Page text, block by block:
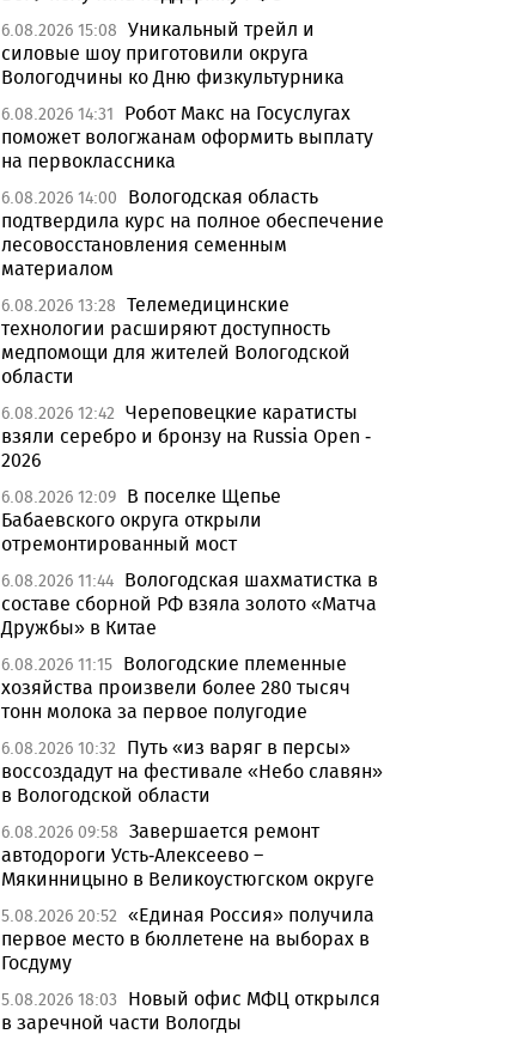
6.08.2026 15:08 Уникальный трейл и
силовые шоу приготовили округа
Вологодчины ко Дню физкультурника
6.08.2026 14:31
Робот Макс на Госуслугах
поможет вологжанам оформить выплату
на первоклассника
6.08.2026 14:00
Вологодская область
подтвердила курс на полное обеспечение
лесовосстановления семенным
материалом
6.08.2026 13:28 Телемедицинские
технологии расширяют доступность
медпомощи для жителей Вологодской
области
6.08.2026 12:42 Череповецкие каратисты
взяли серебро и бронзу на Russia Open -
2026
6.08.2026 12:09 В поселке Щепье
Бабаевского округа открыли
отремонтированный мост
6.08.2026 11:44 Вологодская шахматистка в
составе сборной РФ взяла золото «Матча
Дружбы» в Китае
6.08.2026 11:15 Вологодские племенные
хозяйства произвели более 280 тысяч
тонн молока за первое полугодие
6.08.2026 10:32
Путь «из варяг в персы»
воссоздадут на фестивале «Небо славян»
в Вологодской области
6.08.2026 09:58 Завершается ремонт
автодороги Усть-Алексеево –
Мякинницыно в Великоустюгском округе
5.08.2026 20:52 «Единая Россия» получила
первое место в бюллетене на выборах в
Госдуму
5.08.2026 18:03
Новый офис МФЦ открылся
в заречной части Вологды